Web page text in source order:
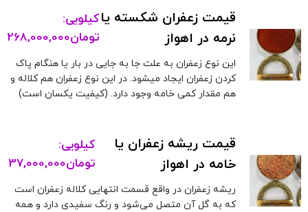
قیمت زعفران شکسته یا
نرمه در اهواز
کیلویی:
تومان268,000,000
این نوع زعفران به علت جا به جایی در بار یا هنگام پاک
کردن زعفران ایجاد میشود. در این نوع زعفران هم کلاله و
هم مقدار کمی خامه وجود دارد. (کیفیت یکسان است)
قیمت ریشه زعفران یا
خامه در اهواز
کیلویی:
تومان37,000,000
ریشه زعفران در واقع قسمت انتهایی کلاله زعفران است
که به گل آن متصل می‌شود و رنگ سفیدی دارد و همه